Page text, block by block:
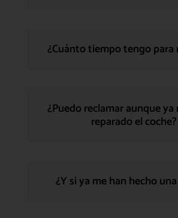
¿Cuánto tiempo tengo para
¿Puedo reclamar aunque ya
reparado el coche?
¿Y si ya me han hecho